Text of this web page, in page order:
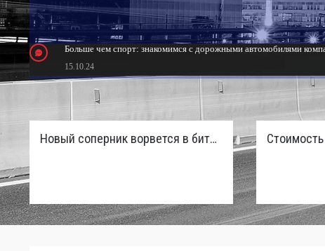
Больше чем спорт: знакомимся с дорожными автомобилями
15.10.24
Тюнинг Mitsubishi Eclipse. Самый быстрый передний привод
Новый соперник ворвется в битву пикапов: Sinotruk S7 с дизелем и 4×4 готовят к старту в России